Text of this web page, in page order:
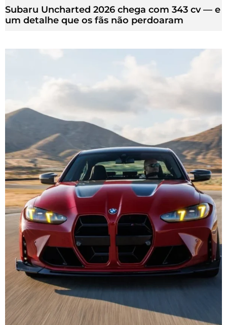
Subaru Uncharted 2026 chega com 343 cv — e
um detalhe que os fãs não perdoaram